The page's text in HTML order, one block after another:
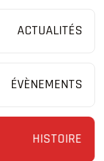
ACTUALITÉS
ÉVÈNEMENTS
HISTOIRE